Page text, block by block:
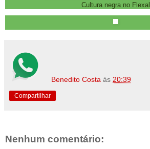
Cultura negra no Flexal
Benedito Costa às 20:39
Compartilhar
Nenhum comentário: